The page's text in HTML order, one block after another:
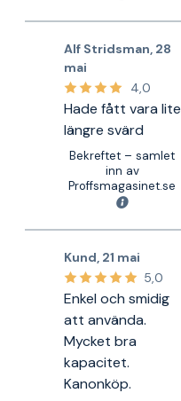
Alf Stridsman, 28
mai
4,0
Hade fått vara lite
längre svärd
Bekreftet – samlet
inn av
Proffsmagasinet.se
Kund, 21 mai
5,0
Enkel och smidig
att använda.
Mycket bra
kapacitet.
Kanonköp.